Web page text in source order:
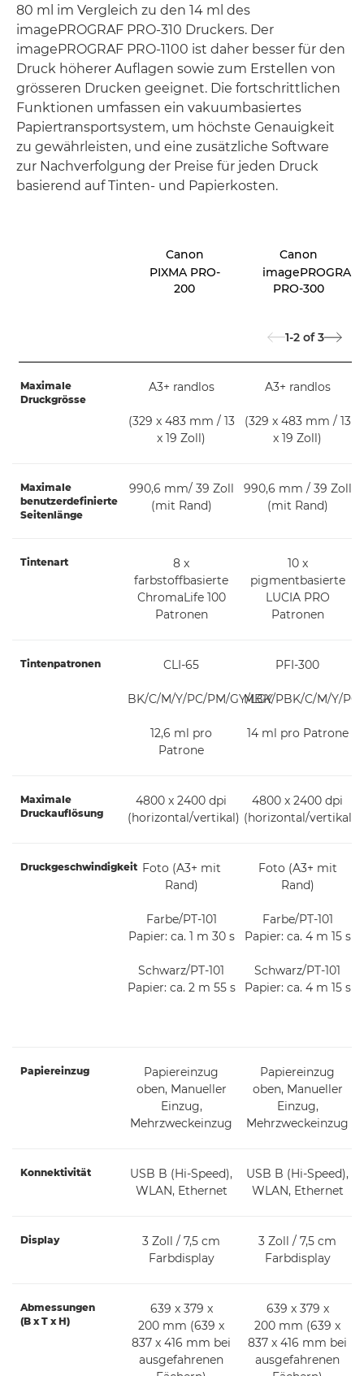
80 ml im Vergleich zu den 14 ml des
imagePROGRAF PRO-310 Druckers. Der
imagePROGRAF PRO-1100 ist daher besser für den
Druck höherer Auflagen sowie zum Erstellen von
grösseren Drucken geeignet. Die fortschrittlichen
Funktionen umfassen ein vakuumbasiertes
Papiertransportsystem, um höchste Genauigkeit
zu gewährleisten, und eine zusätzliche Software
zur Nachverfolgung der Preise für jeden Druck
basierend auf Tinten- und Papierkosten.
Canon
PIXMA PRO-
200
Canon
imagePROGRAF
PRO-300
1-2 of 3
Maximale
Druckgrösse
A3+ randlos
(329 x 483 mm / 13
x 19 Zoll)
A3+ randlos
(329 x 483 mm / 13
x 19 Zoll)
Maximale
benutzerdefinierte
Seitenlänge
990,6 mm/ 39 Zoll
(mit Rand)
990,6 mm / 39 Zoll
(mit Rand)
Tintenart
8 x
farbstoffbasierte
ChromaLife 100
Patronen
10 x
pigmentbasierte
LUCIA PRO
Patronen
Tintenpatronen CLI-65
BK/C/M/Y/PC/PM/GY/LGY
12,6 ml pro
Patrone
PFI-300
MBK/PBK/C/M/Y/
14 ml pro Patrone
Maximale
Druckauflösung
4800 x 2400 dpi
(horizontal/vertikal)
4800 x 2400 dpi
(horizontal/vertikal)
Druckgeschwindigkeit Foto (A3+ mit
Rand)
Farbe/PT-101
Papier: ca. 1 m 30 s
Schwarz/PT-101
Papier: ca. 2 m 55 s
Foto (A3+ mit
Rand)
Farbe/PT-101
Papier: ca. 4 m 15 s
Schwarz/PT-101
Papier: ca. 4 m 15 s
Papiereinzug
Papiereinzug
oben, Manueller
Einzug,
Mehrzweckeinzug
Papiereinzug
oben, Manueller
Einzug,
Mehrzweckeinzug
Konnektivität
USB B (Hi-Speed),
WLAN, Ethernet
USB B (Hi-Speed),
WLAN, Ethernet
Display
3 Zoll / 7,5 cm
Farbdisplay
3 Zoll / 7,5 cm
Farbdisplay
Abmessungen
(B x T x H)
639 x 379 x
200 mm (639 x
837 x 416 mm bei
ausgefahrenen
639 x 379 x
200 mm (639 x
837 x 416 mm bei
ausgefahrenen